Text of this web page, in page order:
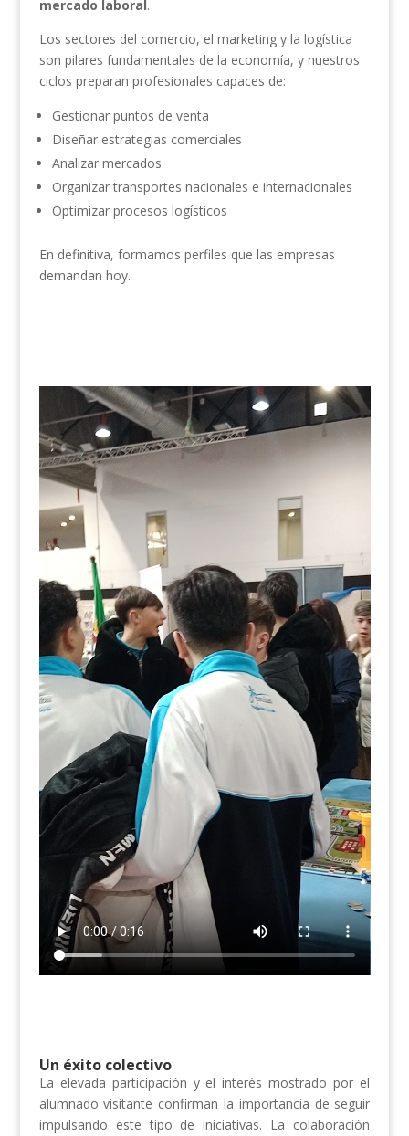
mercado laboral .
Los sectores del comercio, el marketing y la logística
son pilares fundamentales de la economía, y nuestros
ciclos preparan profesionales capaces de:
Gestionar puntos de venta
Diseñar estrategias comerciales
Analizar mercados
Organizar transportes nacionales e internacionales
Optimizar procesos logísticos
En definitiva, formamos perfiles que las empresas
demandan hoy.
Un éxito colectivo
La elevada participación y el interés mostrado por el
alumnado visitante confirman la importancia de seguir
impulsando este tipo de iniciativas. La colaboración